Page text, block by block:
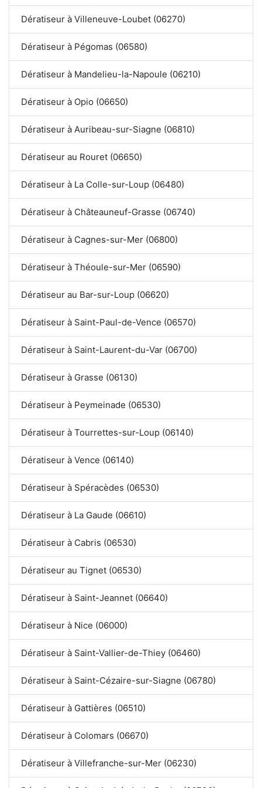
Dératiseur à Villeneuve-Loubet (06270)
Dératiseur à Pégomas (06580)
Dératiseur à Mandelieu-la-Napoule (06210)
Dératiseur à Opio (06650)
Dératiseur à Auribeau-sur-Siagne (06810)
Dératiseur au Rouret (06650)
Dératiseur à La Colle-sur-Loup (06480)
Dératiseur à Châteauneuf-Grasse (06740)
Dératiseur à Cagnes-sur-Mer (06800)
Dératiseur à Théoule-sur-Mer (06590)
Dératiseur au Bar-sur-Loup (06620)
Dératiseur à Saint-Paul-de-Vence (06570)
Dératiseur à Saint-Laurent-du-Var (06700)
Dératiseur à Grasse (06130)
Dératiseur à Peymeinade (06530)
Dératiseur à Tourrettes-sur-Loup (06140)
Dératiseur à Vence (06140)
Dératiseur à Spéracèdes (06530)
Dératiseur à La Gaude (06610)
Dératiseur à Cabris (06530)
Dératiseur au Tignet (06530)
Dératiseur à Saint-Jeannet (06640)
Dératiseur à Nice (06000)
Dératiseur à Saint-Vallier-de-Thiey (06460)
Dératiseur à Saint-Cézaire-sur-Siagne (06780)
Dératiseur à Gattières (06510)
Dératiseur à Colomars (06670)
Dératiseur à Villefranche-sur-Mer (06230)